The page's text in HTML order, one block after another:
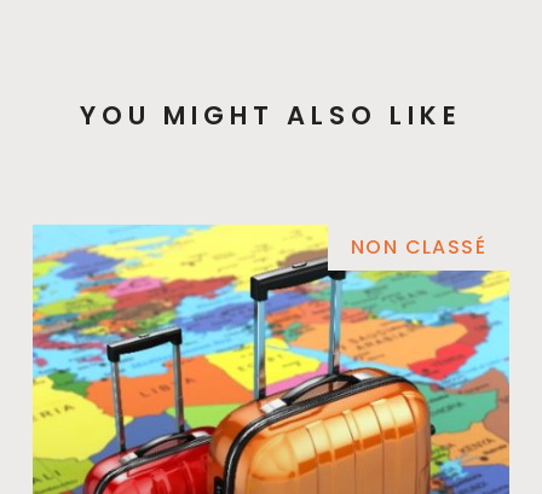
YOU MIGHT ALSO LIKE
NON CLASSÉ